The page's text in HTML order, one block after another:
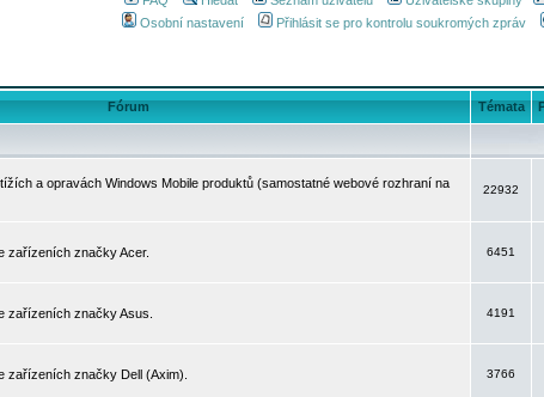
Osobní nastavení
Přihlásit se pro kontrolu soukromých zpráv
Fórum Témata
a opravách Windows Mobile produktů (samostatné webové rozhraní na
22932
zařízeních značky Acer.
6451
zařízeních značky Asus.
4191
zařízeních značky Dell (Axim).
3766